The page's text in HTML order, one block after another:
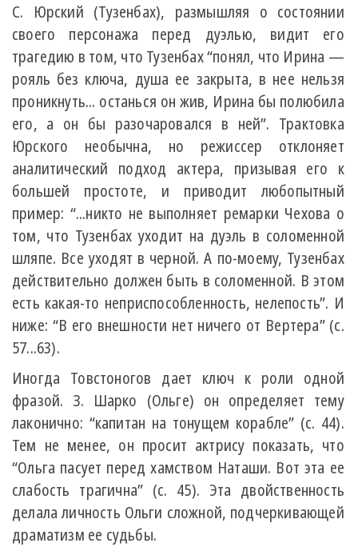
С. Юрский (Тузенбах), размышляя о состоянии
своего персонажа перед дуэлью, видит его
трагедию в том, что Тузенбах “понял, что Ирина —
рояль без ключа, душа ее закрыта, в нее нельзя
проникнуть... останься он жив, Ирина бы полюбила
его, а он бы разочаровался в ней”. Трактовка
Юрского необычна, но режиссер отклоняет
аналитический подход актера, призывая его к
большей простоте, и приводит любопытный
пример: “...никто не выполняет ремарки Чехова о
том, что Тузенбах уходит на дуэль в соломенной
шляпе. Все уходят в черной. А по-моему, Тузенбах
действительно должен быть в соломенной. В этом
есть какая-то неприспособленность, нелепость”. И
ниже: “В его внешности нет ничего от Вертера” (с.
57...63).
Иногда Товстоногов дает ключ к роли одной
фразой. З. Шарко (Ольге) он определяет тему
лаконично: “капитан на тонущем корабле” (c. 44).
Тем не менее, он просит актрису показать, что
“Ольга пасует перед хамством Наташи. Вот эта ее
слабость трагична” (с. 45). Эта двойственность
делала личность Ольги сложной, подчеркивающей
драматизм ее судьбы.